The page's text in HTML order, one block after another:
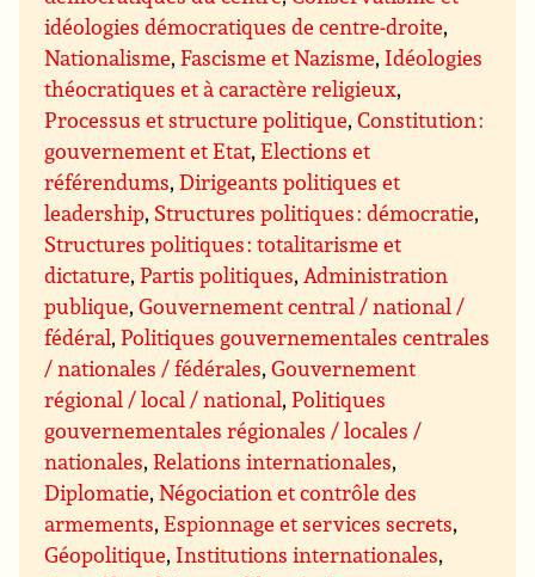
idéologies démocratiques de centre-droite,
Nationalisme,Fascisme et Nazisme, Idéologies
théocratiques et à caractère religieux,
Processus et structure politique,Constitution :
gouvernement et Etat,Elections et
référendums,Dirigeants politiques et
leadership, Structures politiques : démocratie,
Structures politiques : totalitarisme et
dictature,Partis politiques,Administration
publique,Gouvernement central / national /
fédéral,Politiques gouvernementales centrales
/ nationales / fédérales,Gouvernement
régional / local / national,Politiques
gouvernementales régionales / locales /
nationales,Relations internationales,
Diplomatie,Négociation et contrôle des
armements,Espionnage et services secrets,
Géopolitique, Institutions internationales,